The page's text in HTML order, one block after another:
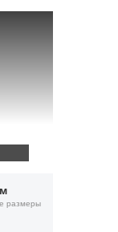
размеры